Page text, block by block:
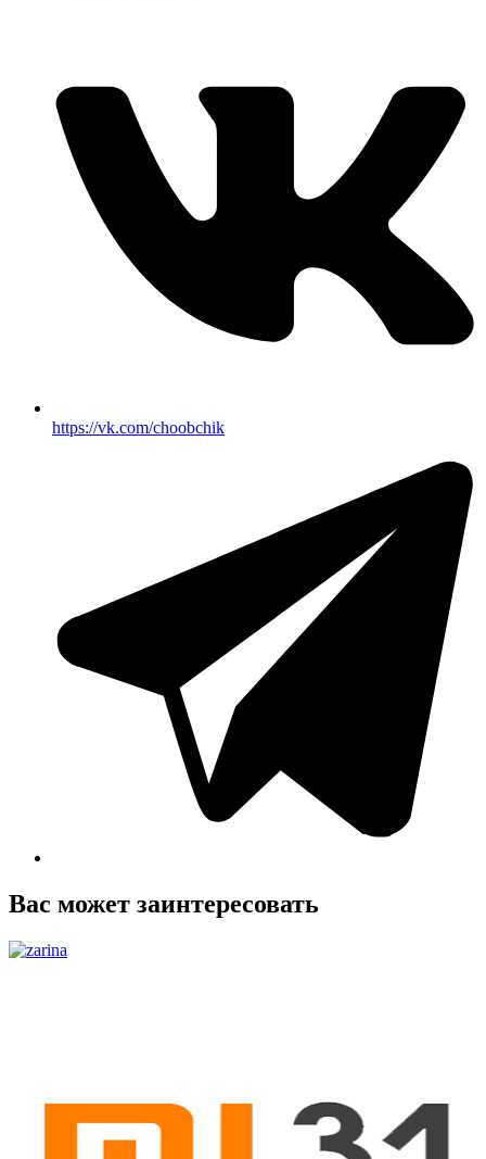
https://vk.com/choobchik
Вас может заинтересовать